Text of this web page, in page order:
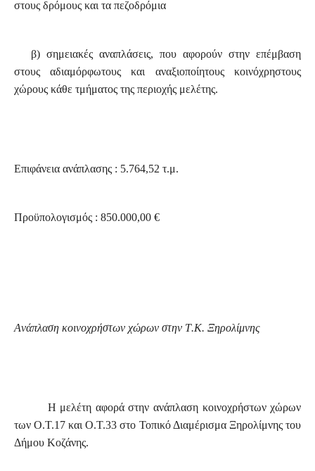
στους δρόμους και τα πεζοδρόμια
β) σημειακές αναπλάσεις, που αφορούν στην επέμβαση
στους αδιαμόρφωτους και αναξιοποίητους κοινόχρηστους
χώρους κάθε τμήματος της περιοχής μελέτης.
Επιφάνεια ανάπλασης : 5.764,52 τ.μ.
Προϋπολογισμός : 850.000,00 €
Aνάπλαση κοινοχρήστων χώρων στην T.K. Ξηρολίμνης
Η μελέτη αφορά στην ανάπλαση κοινοχρήστων χώρων
των Ο.Τ.17 και Ο.Τ.33 στο Τοπικό Διαμέρισμα Ξηρολίμνης του
Δήμου Κοζάνης.